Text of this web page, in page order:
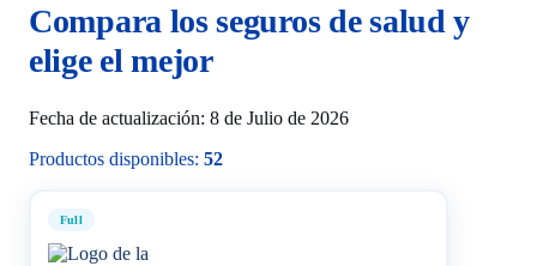
Compara los seguros de salud y
elige el mejor
Fecha de actualización: 8 de Julio de 2026
Productos disponibles: 52
Full